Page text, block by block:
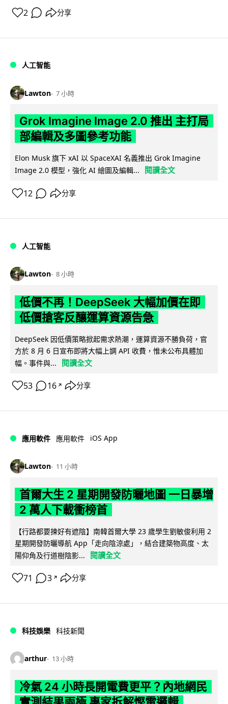
2 分享
人工智能
Lawton 7 小時
Grok Imagine Image 2.0 推出 主打局
部編輯及多圖參考功能
Elon Musk 旗下 xAI 以 SpaceXAI 名義推出 Grok Imagine
Image 2.0 模型，強化 AI 繪圖及編輯...
閱讀全文
12 分享
人工智能
Lawton 8 小時
低價不再！DeepSeek 大幅加價在即
低價搶客反釀運算資源告急
DeepSeek 因低價策略掀起需求熱潮，運算資源不勝負荷，官
方於 8 月 6 日宣布即將大幅上調 API 收費，惟未公布具體加
幅。事件與...
閱讀全文
53 16 ↗ 分享
應用軟件 應用軟件 iOS App
Lawton 11 小時
首爾大生 2 星期開發防曬地圖 一日暴增
2 萬人下載衝榜首
【行路都要揀好有遮陰】南韓首爾大學 23 歲學生劉敏俊利用 2
星期開發防曬導航 App「走向陰涼處」，結合建築物高度、太
陽仰角及行道樹陰影...
閱讀全文
71 3 ↗ 分享
科技娛樂 科技新聞
arthur 13 小時
冷氣 24 小時長開電費更平？內地網民